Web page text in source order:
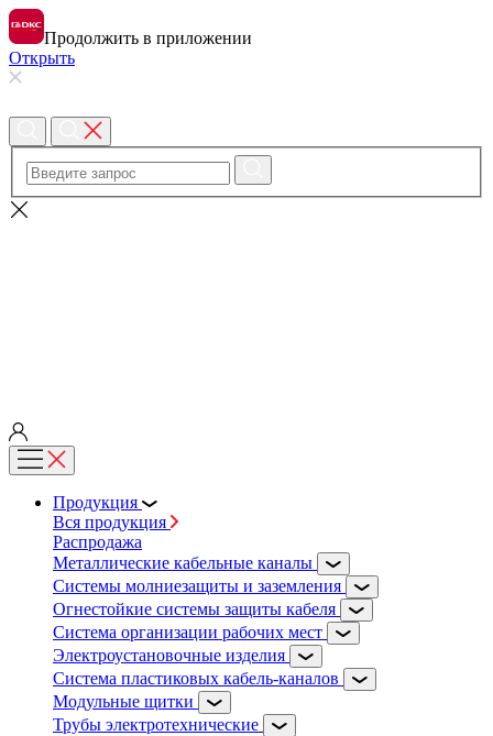
Продолжить в приложении
Открыть
Продукция
Вся продукция
Распродажа
Металлические кабельные каналы
Системы молниезащиты и заземления
Огнестойкие системы защиты кабеля
Система организации рабочих мест
Электроустановочные изделия
Система пластиковых кабель-каналов
Модульные щитки
Трубы электротехнические